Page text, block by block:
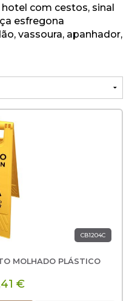
com cestos, sinal
esfregona
vassoura, apanhador,
CB1204C
MOLHADO PLÁSTICO
€